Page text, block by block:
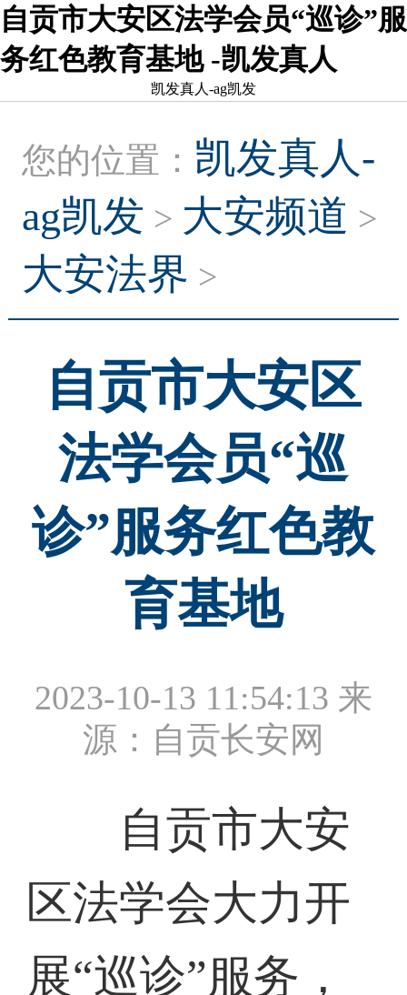
自贡市大安区法学会员“巡诊”服
务红色教育基地 -凯发真人
凯发真人-ag凯发
您的位置： 凯发真人-
ag凯发 > 大安频道 >
大安法界 >
自贡市大安区
法学会员“巡
诊”服务红色教
育基地
2023-10-13 11:54:13 来
源：自贡长安网
自贡市大安
区法学会大力开
展“巡诊”服务，